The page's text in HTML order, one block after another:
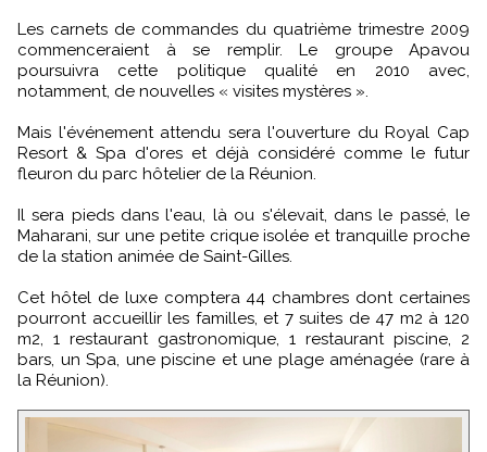
Les carnets de commandes du quatrième trimestre 2009
commenceraient à se remplir. Le groupe Apavou
poursuivra cette politique qualité en 2010 avec,
notamment, de nouvelles « visites mystères ».
Mais l'événement attendu sera l'ouverture du Royal Cap
Resort & Spa d'ores et déjà considéré comme le futur
fleuron du parc hôtelier de la Réunion.
Il sera pieds dans l'eau, là ou s'élevait, dans le passé, le
Maharani, sur une petite crique isolée et tranquille proche
de la station animée de Saint-Gilles.
Cet hôtel de luxe comptera 44 chambres dont certaines
pourront accueillir les familles, et 7 suites de 47 m2 à 120
m2, 1 restaurant gastronomique, 1 restaurant piscine, 2
bars, un Spa, une piscine et une plage aménagée (rare à
la Réunion).